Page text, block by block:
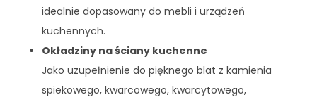
idealnie dopasowany do mebli i urządzeń
kuchennych.
Okładziny na ściany kuchenne
Jako uzupełnienie do pięknego blat z kamienia
spiekowego, kwarcowego, kwarcytowego,